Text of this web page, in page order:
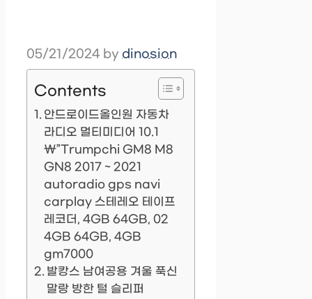
05/21/2024 by dinosion
Contents
안드로이드올인원 자동차
라디오 멀티미디어 10.1
\”Trumpchi GM8 M8
GN8 2017 ~ 2021
autoradio gps navi
carplay 스테레오 테이프
레코더, 4GB 64GB, 02
4GB 64GB, 4GB
gm7000
발캉스 남여공용 겨울 푹신
말랑 방한 털 슬리퍼